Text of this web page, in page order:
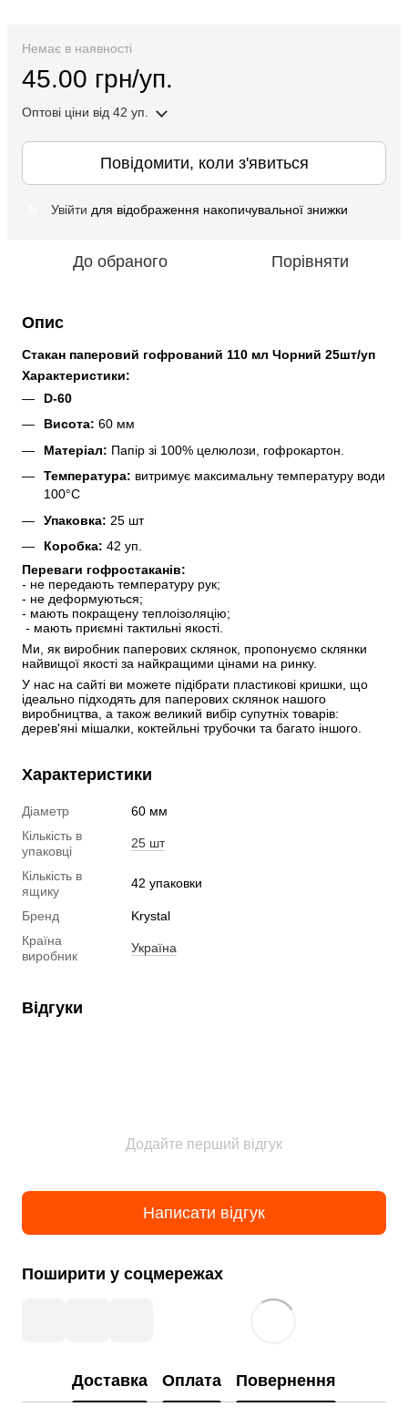
Немає в наявності
45.00 грн/уп.
Оптові ціни від 42 уп.
Повідомити, коли з'явиться
Увійти для відображення накопичувальної знижки
До обраного Порівняти
Опис
Стакан паперовий гофрований 110 мл Чорний 25шт/уп
Характеристики:
D-60
Висота: 60 мм
Матеріал: Папір зі 100% целюлози, гофрокартон.
Температура: витримує максимальну температуру води
100°C
Упаковка: 25 шт
Коробка: 42 уп.
Переваги гофростаканів:
- не передають температуру рук;
- не деформуються;
- мають покращену теплоізоляцію;
- мають приємні тактильні якості.
Ми, як виробник паперових склянок, пропонуємо склянки
найвищої якості за найкращими цінами на ринку.
У нас на сайті ви можете підібрати пластикові кришки, що
ідеально підходять для паперових склянок нашого
виробництва, а також великий вибір супутніх товарів:
дерев'яні мішалки, коктейльні трубочки та багато іншого.
Характеристики
Діаметр
60 мм
Кількість в
упаковці
25 шт
Кількість в
ящику
42 упаковки
Бренд
Krystal
Країна
виробник
Україна
Відгуки
Додайте перший відгук
Написати відгук
Поширити у соцмережах
Доставка Оплата Повернення